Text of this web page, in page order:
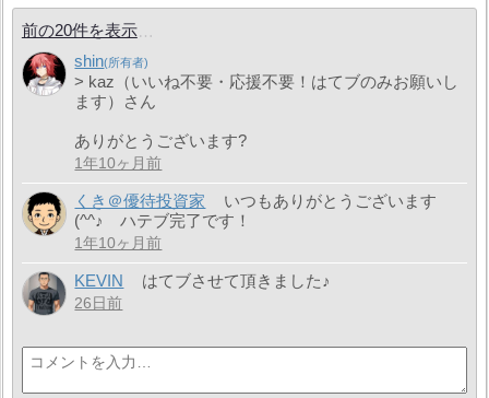
前の20件を表示
shin
> kaz（いいね不要・応援不要！はてブのみお願いし
ます）さん
ありがとうございます?
1年10ヶ月前
くき＠優待投資家
いつもありがとうございます
(^^♪ ハテブ完了です！
1年10ヶ月前
KEVIN はてブさせて頂きました♪
26日前